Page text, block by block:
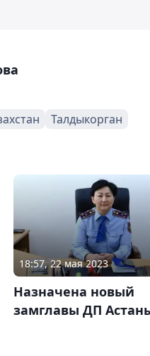
Талдыкорган
18:57, 22 мая 2023
Назначена новый
замглавы ДП